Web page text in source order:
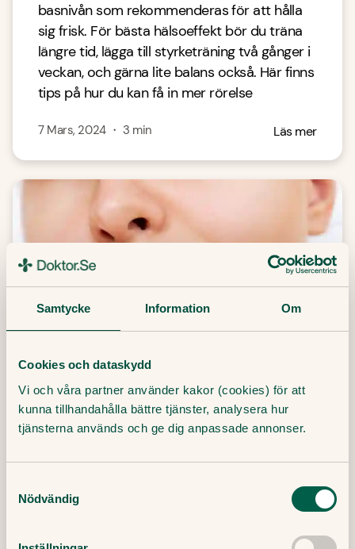
Samtycke Information Om
Cookies och dataskydd
Vi och våra partner använder kakor (cookies) för att
kunna tillhandahålla bättre tjänster, analysera hur
tjänsterna används och ge dig anpassade annonser.
Nödvändig
basnivån som rekommenderas för att hålla
sig frisk. För bästa hälsoeffekt bör du träna
längre tid, lägga till styrketräning två gånger i
veckan, och gärna lite balans också. Här finns
tips på hur du kan få in mer rörelse
7 Mars, 2024・ 3 min Läs mer
Så smittar herpes
blåsor och sår i hud och slemhinnor. Hur
smittar herpes? Är munsår alltid herpes? Är
det samma virus som ger herpes vid munnen